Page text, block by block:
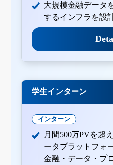
大規模金融データ
するインフラを設
学生インターン
インターン
月間500万PVを超
ータプラットフォ
金融・データ・プ